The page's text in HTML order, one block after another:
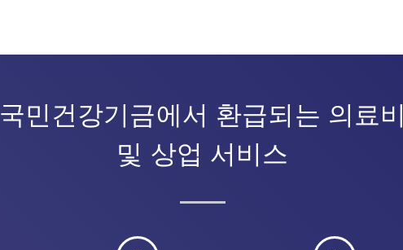
국민건강기금에서 환급되는 의료비
및 상업 서비스